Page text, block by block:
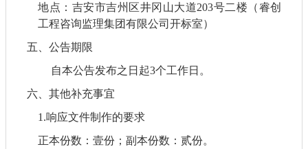
地点：吉安市吉州区井冈山大道203号二楼（睿创
工程咨询监理集团有限公司开标室）
五、 公告期限
自本公告发布之日起3个工作日。
六、其他补充事宜
1.响应文件制作的要求
正本份数：壹份；副本份数：贰份。